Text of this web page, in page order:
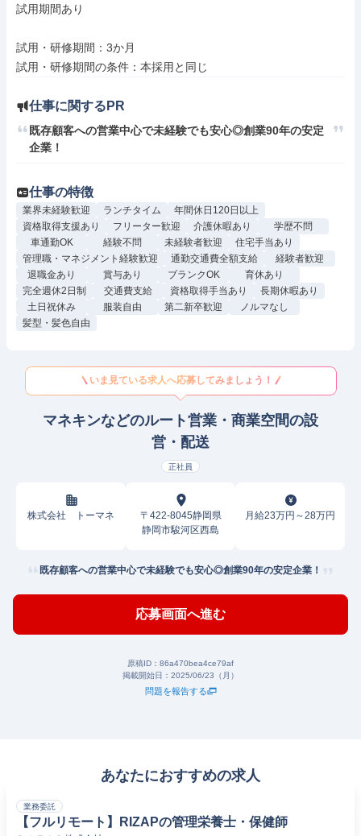
試用期間あり
試用・研修期間：3か月
仕事に関するPR
既存顧客への営業中心で未経験でも安心◎創業90年の安定
企業！
仕事の特徴
業界未経験歓迎 ランチタイム
年間休日120日以上
資格取得支援あり
フリーター歓迎 介護休暇あり
学歴不問
車通勤OK
経験不問 未経験者歓迎
住宅手当あり
管理職・マネジメント経験歓迎
通勤交通費全額支給
経験者歓迎
退職金あり
賞与あり ブランクOK
育休あり
完全週休2日制
交通費支給 資格取得手当あり
長期休暇あり
土日祝休み
服装自由 第二新卒歓迎
ノルマなし
髪型・髪色自由
いま見ている求人へ応募してみましょう！
マネキンなどのルート営業・商業空間の設
営・配送
正社員
株式会社 トーマネ
〒422-8045静岡県
静岡市駿河区西島
月給23万円～28万円
既存顧客への営業中心で未経験でも安心◎創業90年の安定企業！
応募画面へ進む
原稿ID： 86a470bea4ce79af
掲載開始日： 2025/06/23（月）
問題を報告する
あなたにおすすめの求人
業務委託
【フルリモート】RIZAPの管理栄養士・保健師